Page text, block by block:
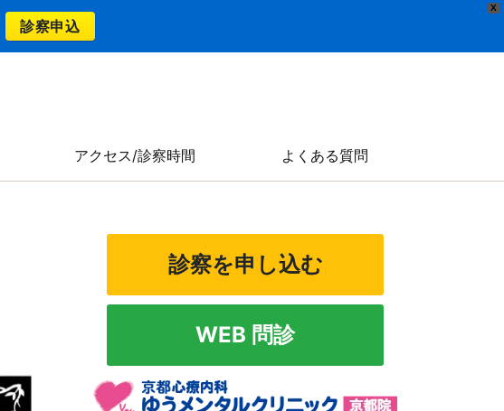
X
診察申込
アクセス/診察時間 よくある質問
診察を申し込む
WEB 問診